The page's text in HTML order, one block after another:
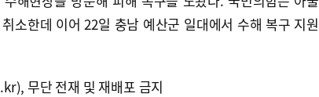
소한데 이어 22일 충남 예산군 일대에서 수해 복구 지원
무단 전재 및 재배포 금지